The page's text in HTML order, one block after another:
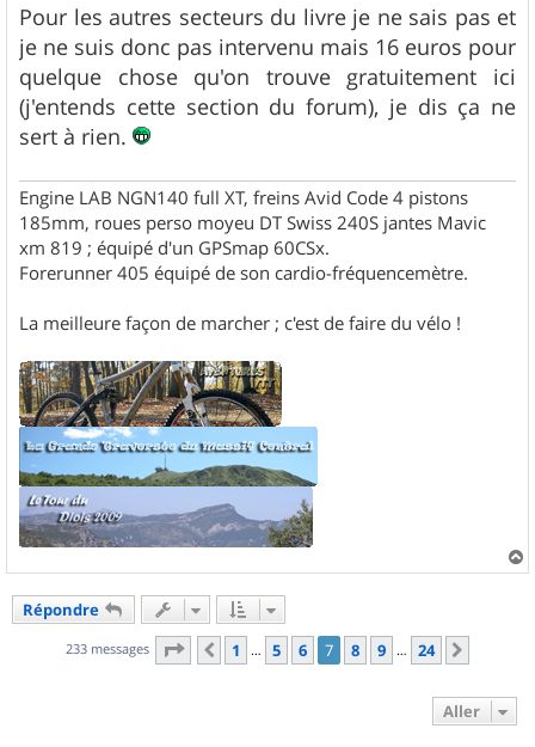
Pour les autres secteurs du livre je ne sais pas et
je ne suis donc pas intervenu mais 16 euros pour
quelque chose qu'on trouve gratuitement ici
(j'entends cette section du forum), je dis ça ne
sert à rien.
Engine LAB NGN140 full XT, freins Avid Code 4 pistons
185mm, roues perso moyeu DT Swiss 240S jantes Mavic
xm 819 ; équipé d'un GPSmap 60CSx.
Forerunner 405 équipé de son cardio-fréquencemètre.
La meilleure façon de marcher ; c'est de faire du vélo !
a
Répondre
233 messages Page 7sur 24
Précédent
1 … 5 6 7 8 9 … 24
Aller